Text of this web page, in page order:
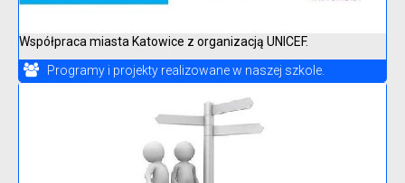
Współpraca miasta Katowice z organizacją UNICEF.
Programy i projekty realizowane w naszej szkole.